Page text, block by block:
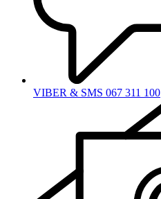
VIBER & SMS 067 311 100